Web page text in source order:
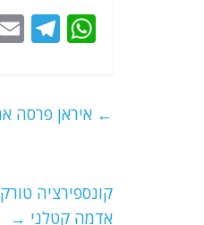
W
s
p
T
g ← איראן פרסה את
קונספירציה
אדמה קטלני →